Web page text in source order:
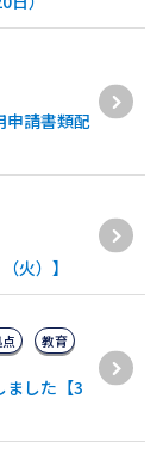
申請書類配
火）】
ました【3
教育